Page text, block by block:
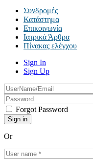
Συνδρομές
Κατάστημα
Επικοινωνία
Ιατρικά Άρθρα
Πίνακας ελέγχου
Sign In
Sign Up
Forgot Password
Or